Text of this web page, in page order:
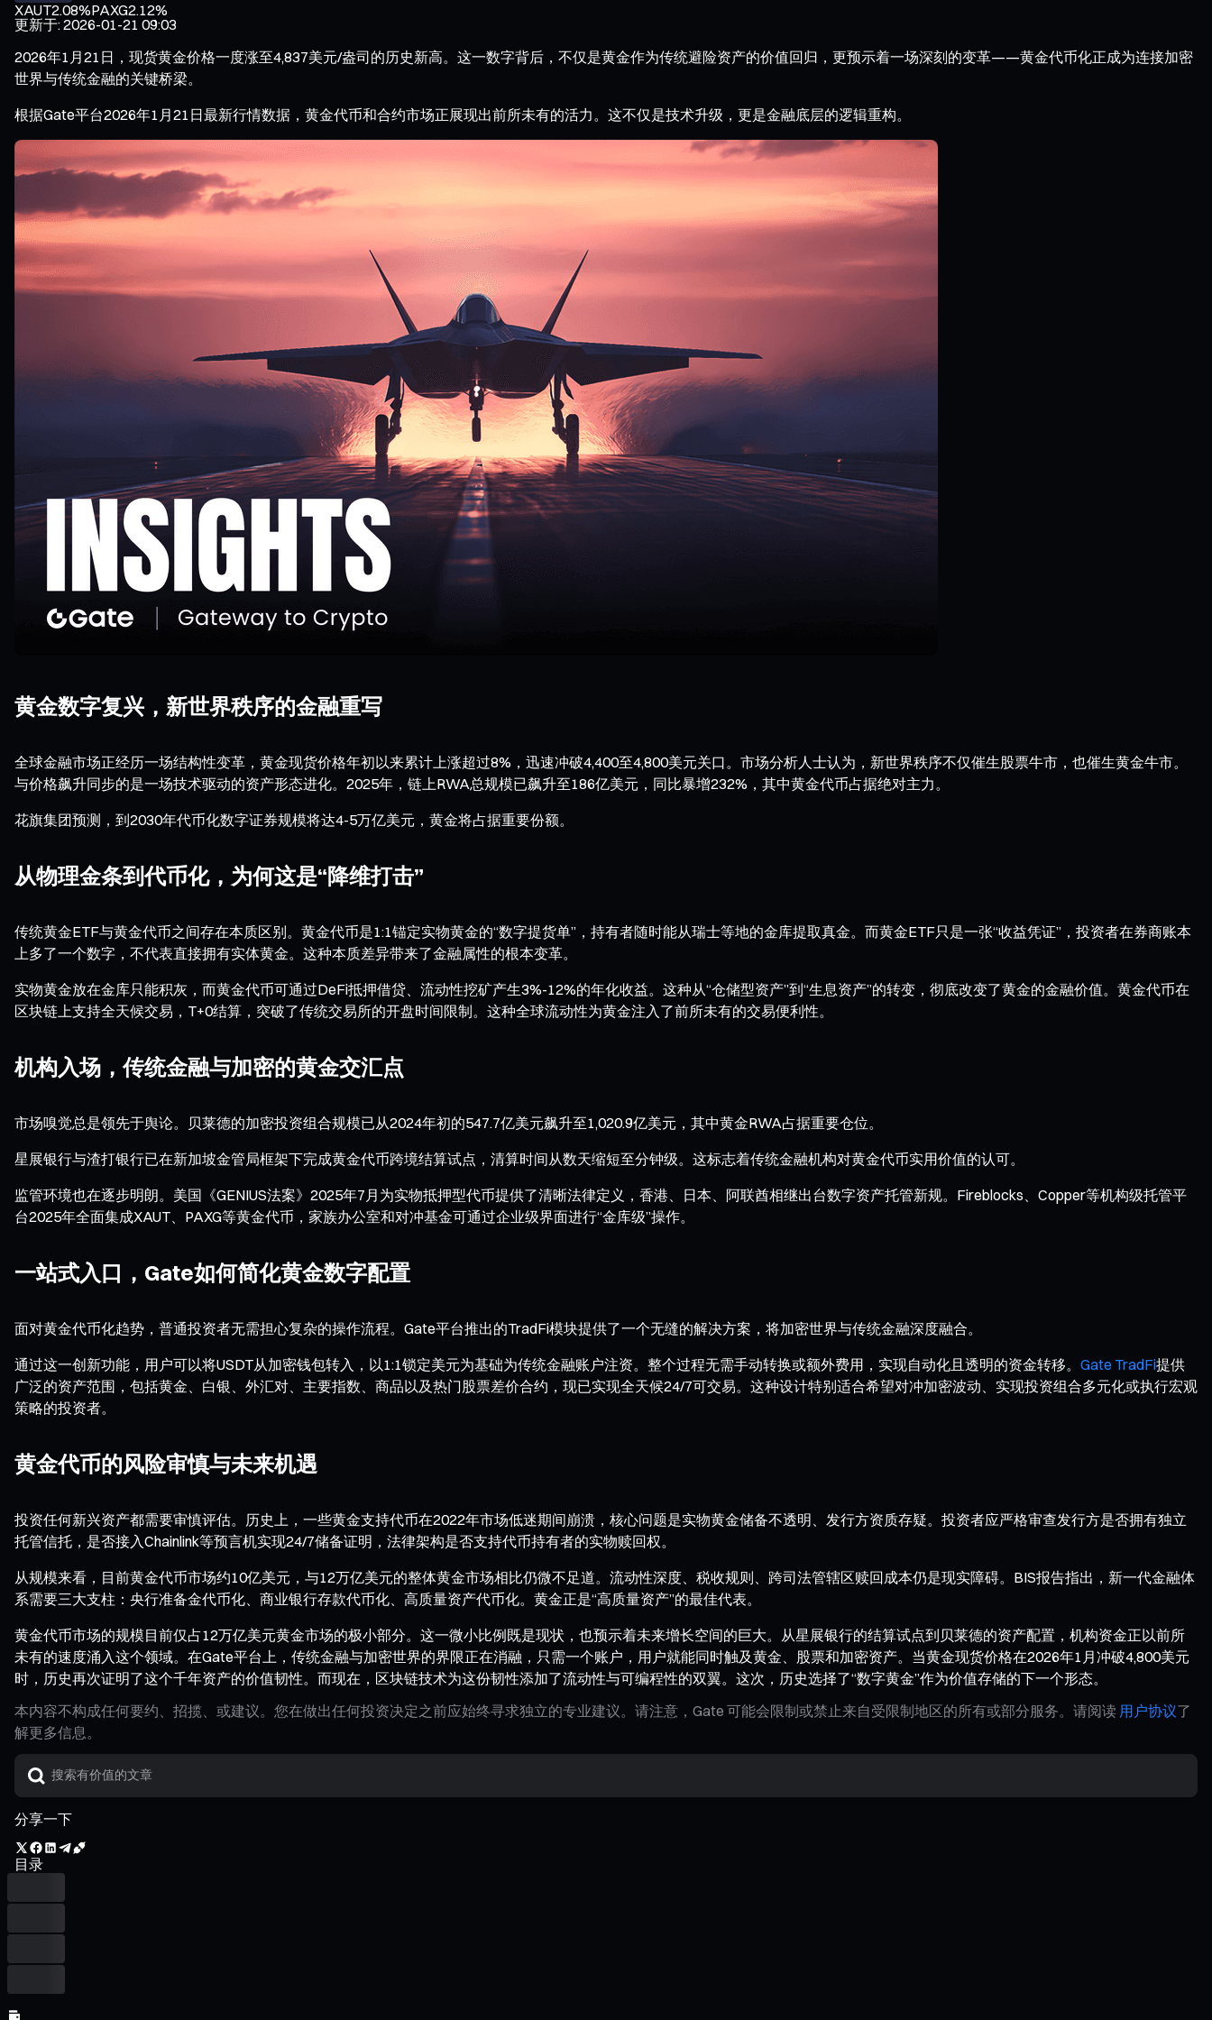
XAUT2.08%PAXG2.12%
更新于:2026-01-21 09:03
2026年1月21日，现货黄金价格一度涨至4,837美元/盎司的历史新高。这一数字背后，不仅是黄金作为传统避险资产的价值回归，更预示着一场深刻的变革——黄金代币化正成为连接加密
世界与传统金融的关键桥梁。
根据Gate平台2026年1月21日最新行情数据，黄金代币和合约市场正展现出前所未有的活力。这不仅是技术升级，更是金融底层的逻辑重构。
黄金数字复兴，新世界秩序的金融重写
全球金融市场正经历一场结构性变革，黄金现货价格年初以来累计上涨超过8%，迅速冲破4,400至4,800美元关口。市场分析人士认为，新世界秩序不仅催生股票牛市，也催生黄金牛市。
与价格飙升同步的是一场技术驱动的资产形态进化。2025年，链上RWA总规模已飙升至186亿美元，同比暴增232%，其中黄金代币占据绝对主力。
花旗集团预测，到2030年代币化数字证券规模将达4-5万亿美元，黄金将占据重要份额。
从物理金条到代币化，为何这是“降维打击”
传统黄金ETF与黄金代币之间存在本质区别。黄金代币是1:1锚定实物黄金的“数字提货单”，持有者随时能从瑞士等地的金库提取真金。而黄金ETF只是一张“收益凭证”，投资者在券商账本
上多了一个数字，不代表直接拥有实体黄金。这种本质差异带来了金融属性的根本变革。
实物黄金放在金库只能积灰，而黄金代币可通过DeFi抵押借贷、流动性挖矿产生3%-12%的年化收益。这种从“仓储型资产”到“生息资产”的转变，彻底改变了黄金的金融价值。黄金代币在
区块链上支持全天候交易，T+0结算，突破了传统交易所的开盘时间限制。这种全球流动性为黄金注入了前所未有的交易便利性。
机构入场，传统金融与加密的黄金交汇点
市场嗅觉总是领先于舆论。贝莱德的加密投资组合规模已从2024年初的547.7亿美元飙升至1,020.9亿美元，其中黄金RWA占据重要仓位。
星展银行与渣打银行已在新加坡金管局框架下完成黄金代币跨境结算试点，清算时间从数天缩短至分钟级。这标志着传统金融机构对黄金代币实用价值的认可。
监管环境也在逐步明朗。美国《GENIUS法案》2025年7月为实物抵押型代币提供了清晰法律定义，香港、日本、阿联酋相继出台数字资产托管新规。Fireblocks、Copper等机构级托管平
台2025年全面集成XAUT、PAXG等黄金代币，家族办公室和对冲基金可通过企业级界面进行“金库级”操作。
一站式入口，Gate如何简化黄金数字配置
面对黄金代币化趋势，普通投资者无需担心复杂的操作流程。Gate平台推出的TradFi模块提供了一个无缝的解决方案，将加密世界与传统金融深度融合。
通过这一创新功能，用户可以将USDT从加密钱包转入，以1:1锁定美元为基础为传统金融账户注资。整个过程无需手动转换或额外费用，实现自动化且透明的资金转移。 Gate TradFi提供
广泛的资产范围，包括黄金、白银、外汇对、主要指数、商品以及热门股票差价合约，现已实现全天候24/7可交易。这种设计特别适合希望对冲加密波动、实现投资组合多元化或执行宏观
策略的投资者。
黄金代币的风险审慎与未来机遇
投资任何新兴资产都需要审慎评估。历史上，一些黄金支持代币在2022年市场低迷期间崩溃，核心问题是实物黄金储备不透明、发行方资质存疑。投资者应严格审查发行方是否拥有独立
托管信托，是否接入Chainlink等预言机实现24/7储备证明，法律架构是否支持代币持有者的实物赎回权。
从规模来看，目前黄金代币市场约10亿美元，与12万亿美元的整体黄金市场相比仍微不足道。流动性深度、税收规则、跨司法管辖区赎回成本仍是现实障碍。BIS报告指出，新一代金融体
系需要三大支柱：央行准备金代币化、商业银行存款代币化、高质量资产代币化。黄金正是“高质量资产”的最佳代表。
黄金代币市场的规模目前仅占12万亿美元黄金市场的极小部分。这一微小比例既是现状，也预示着未来增长空间的巨大。从星展银行的结算试点到贝莱德的资产配置，机构资金正以前所
未有的速度涌入这个领域。在Gate平台上，传统金融与加密世界的界限正在消融，只需一个账户，用户就能同时触及黄金、股票和加密资产。当黄金现货价格在2026年1月冲破4,800美元
时，历史再次证明了这个千年资产的价值韧性。而现在，区块链技术为这份韧性添加了流动性与可编程性的双翼。这次，历史选择了“数字黄金”作为价值存储的下一个形态。
本内容不构成任何要约、招揽、或建议。您在做出任何投资决定之前应始终寻求独立的专业建议。请注意，Gate 可能会限制或禁止来自受限制地区的所有或部分服务。请阅读 用户协议了
解更多信息。
分享一下
目录